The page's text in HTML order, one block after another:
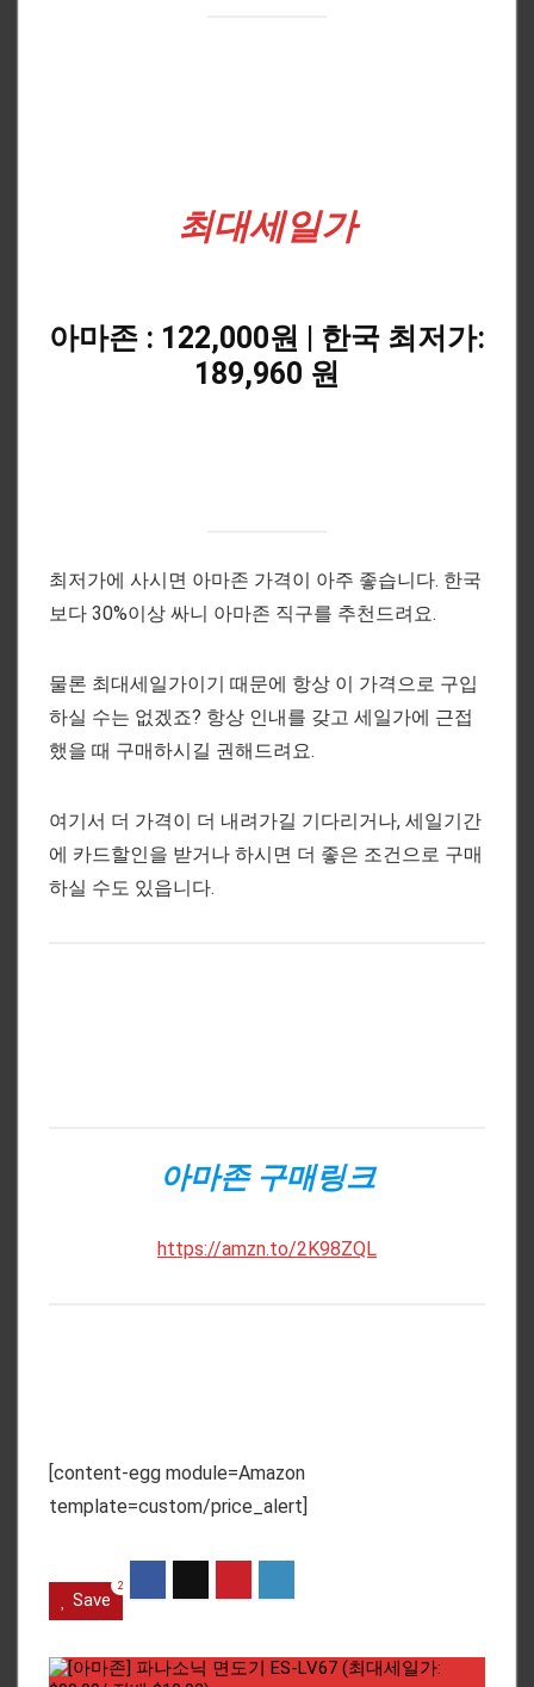
최대세일가
아마존 : 122,000원 | 한국 최저가:
189,960 원
최저가에 사시면 아마존 가격이 아주 좋습니다. 한국
보다 30%이상 싸니 아마존 직구를 추천드려요.
물론 최대세일가이기 때문에 항상 이 가격으로 구입
하실 수는 없겠죠? 항상 인내를 갖고 세일가에 근접
했을 때 구매하시길 권해드려요.
여기서 더 가격이 더 내려가길 기다리거나, 세일기간
에 카드할인을 받거나 하시면 더 좋은 조건으로 구매
하실 수도 있읍니다.
아마존 구매링크
https://amzn.to/2K98ZQL
[content-egg module=Amazon
template=custom/price_alert]
Save
2